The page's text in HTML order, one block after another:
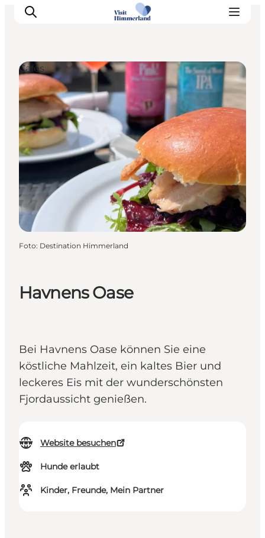
Erlebnisse
Natur
Städte und Orte
Das passiert
Reiseplanung
Praktische Informationen
Havnens Oase
Bei Havnens Oase können Sie eine
köstliche Mahlzeit, ein kaltes Bier und
leckeres Eis mit der wunderschönsten
Fjordaussicht genießen.
Website besuchen
Hunde erlaubt
Kinder, Freunde, Mein Partner
Cafés
Foto: Destination Himmerland